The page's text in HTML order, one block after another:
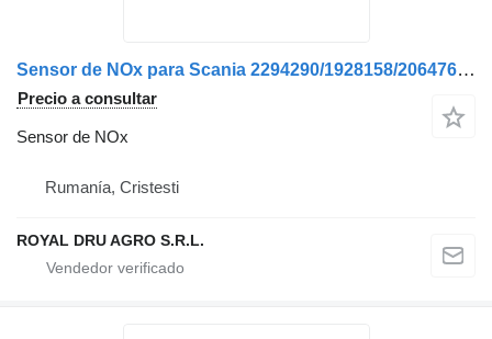
Sensor de NOx para Scania 2294290/1928158/2064768/2247380/2296800/2025142/2659849 camión
Precio a consultar
Sensor de NOx
Rumanía, Cristesti
ROYAL DRU AGRO S.R.L.